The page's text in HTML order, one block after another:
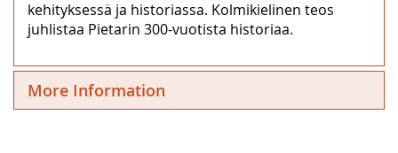
kehityksessä ja historiassa. Kolmikielinen teos
juhlistaa Pietarin 300-vuotista historiaa.
More Information